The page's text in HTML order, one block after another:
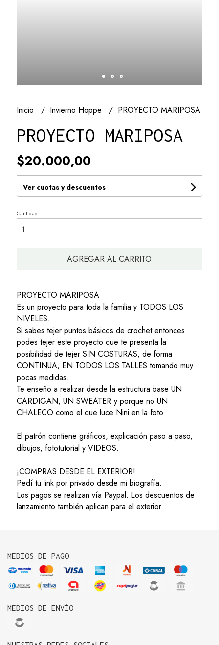
Inicio Invierno Hoppe PROYECTO MARIPOSA
PROYECTO MARIPOSA
$20.000,00
Ver cuotas y descuentos
Cantidad
AGREGAR AL CARRITO
PROYECTO MARIPOSA
Es un proyecto para toda la familia y TODOS LOS
NIVELES.
Si sabes tejer puntos básicos de crochet entonces
podes tejer este proyecto que te presenta la
posibilidad de tejer SIN COSTURAS, de forma
CONTINUA, EN TODOS LOS TALLES tomando muy
pocas medidas.
Te enseño a realizar desde la estructura base UN
CARDIGAN, UN SWEATER y porque no UN
CHALECO como el que luce Nini en la foto.
El patrón contiene gráficos, explicación paso a paso,
dibujos, fototutorial y VIDEOS.
¡COMPRAS DESDE EL EXTERIOR!
Pedí tu link por privado desde mi biografía.
Los pagos se realizan vía Paypal. Los descuentos de
lanzamiento también aplican para el exterior.
MEDIOS DE PAGO
MEDIOS DE ENVÍO